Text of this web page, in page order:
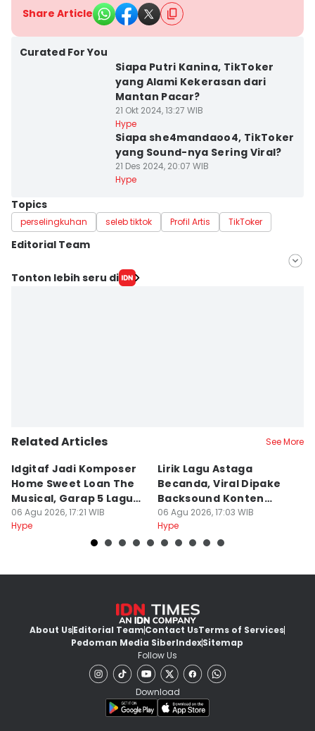
Share Article
Curated For You
Siapa Putri Kanina, TikToker
yang Alami Kekerasan dari
Mantan Pacar?
21 Okt 2024, 13:27 WIB
Hype
Siapa she4mandaoo4, TikToker
yang Sound-nya Sering Viral?
21 Des 2024, 20:07 WIB
Hype
Topics
perselingkuhan seleb tiktok Profil Artis TikToker
Editorial Team
Editor
Tonton lebih seru di
Related Articles See More
Idgitaf Jadi Komposer
Home Sweet Loan The
Musical, Garap 5 Lagu
Baru
06 Agu 2026, 17:21 WIB
Hype
Lirik Lagu Astaga
Becanda, Viral Dipake
Backsound Konten
TikTok
06 Agu 2026, 17:03 WIB
Hype
About UsEditorial TeamContact UsTerms of Services
Pedoman Media SiberIndexSitemap
Follow Us
Download